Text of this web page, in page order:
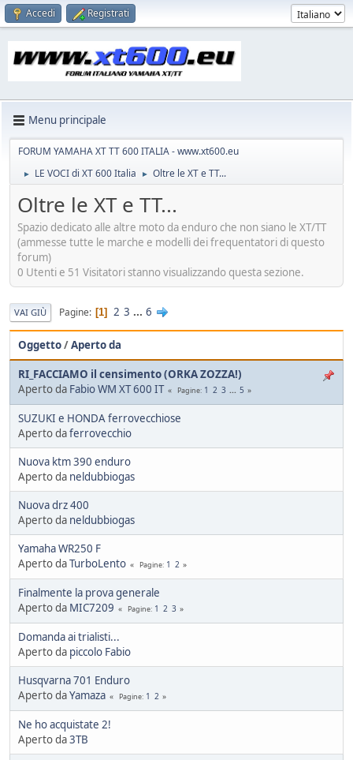
Accedi Registrati
Menu principale
FORUM YAMAHA XT TT 600 ITALIA - www.xt600.eu
► LE VOCI di XT 600 Italia ► Oltre le XT e TT...
Oltre le XT e TT...
Spazio dedicato alle altre moto da enduro che non siano le XT/TT
(ammesse tutte le marche e modelli dei frequentatori di questo
forum)
0 Utenti e 51 Visitatori stanno visualizzando questa sezione.
VAI GIÙ Pagine 1 2 3 ... 6
Oggetto/Aperto da
RI_FACCIAMO il censimento (ORKA ZOZZA!)
Aperto da Fabio WM XT 600 IT Pagine 1 2 3 ... 5
SUZUKI e HONDA ferrovecchiose
Aperto daferrovecchio
Nuova ktm 390 enduro
Aperto da neldubbiogas
Nuova drz 400
Aperto da neldubbiogas
Yamaha WR250 F
Aperto daTurboLento Pagine 1 2
Finalmente la prova generale
Aperto da MIC7209 Pagine 1 2 3
Domanda ai trialisti...
Aperto da piccolo Fabio
Husqvarna 701 Enduro
Aperto daYamaza Pagine 1 2
Ne ho acquistate 2!
Aperto da3TB